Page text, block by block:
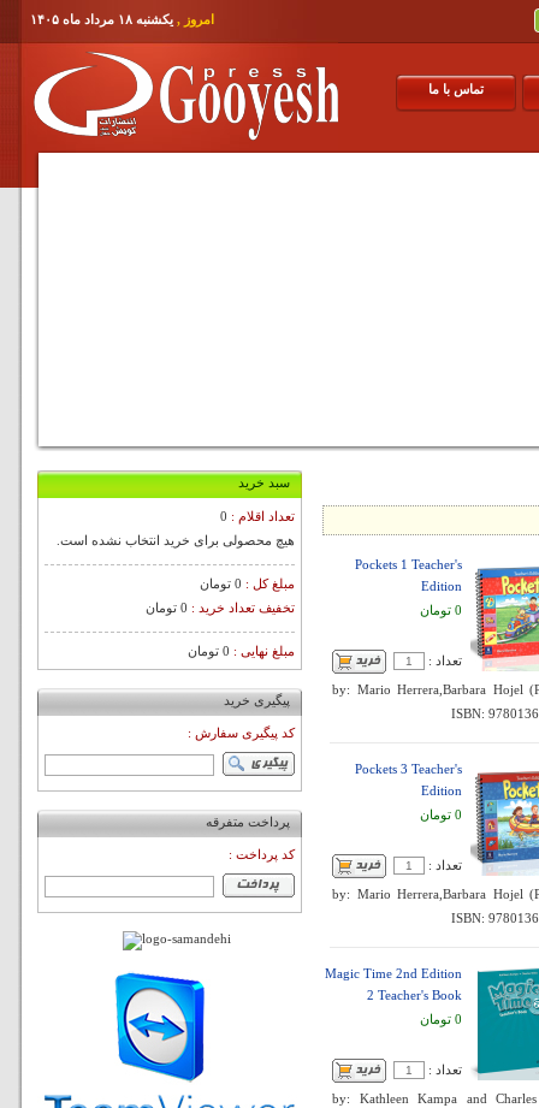
امروز , یکشنبه ۱۸ مرداد ماه ۱۴۰۵
تماس با ما
سبد خرید
تعداد اقلام : 0
هیچ محصولی برای خرید انتخاب نشده است.
مبلغ کل : 0 تومان
تخفیف تعداد خرید : 0 تومان
مبلغ نهایی : 0 تومان
پیگیری خرید
کد پیگیری سفارش :
پرداخت متفرقه
کد پرداخت :
Pockets 1 Teacher's
Edition
0 تومان
تعداد :
by: Mario Herrera,Barbara Hojel
ISBN:
Pockets 3 Teacher's
Edition
0 تومان
تعداد :
by: Mario Herrera,Barbara Hojel
ISBN:
Magic Time 2nd Edition
2 Teacher's Book
0 تومان
تعداد :
by: Kathleen Kampa and